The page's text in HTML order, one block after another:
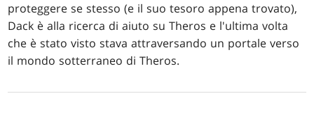
proteggere se stesso (e il suo tesoro appena trovato),
Dack è alla ricerca di aiuto su Theros e l'ultima volta
che è stato visto stava attraversando un portale verso
il mondo sotterraneo di Theros.